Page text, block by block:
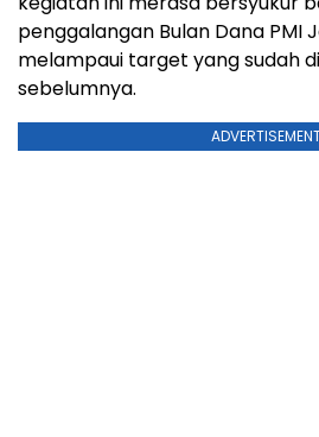
penggalangan Bulan Dana PMI
melampaui target yang sudah
sebelumnya.